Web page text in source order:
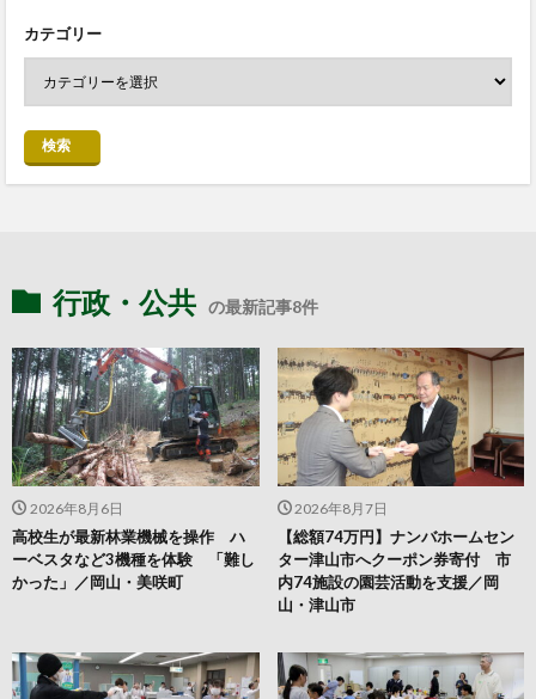
カテゴリー
検索
行政・公共 の最新記事8件
2026年8月7日
【総額74万円】ナンバホームセン
ター津山市へクーポン券寄付 市
内74施設の園芸活動を支援／岡
山・津山市
2026年8月6日
高校生が最新林業機械を操作 ハ
ーベスタなど3機種を体験 「難し
かった」／岡山・美咲町